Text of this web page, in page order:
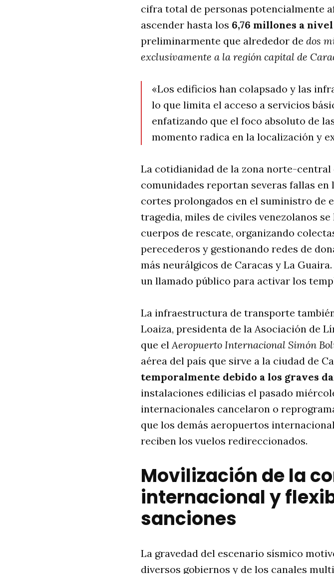
cifra total de personas potencialmente
ascender hasta los 6,76 millones a
preliminarmente que alrededor de dos
exclusivamente a la región capital de
«Los edificios han colapsado y las
lo que limita el acceso a servicios
enfatizando que el foco absoluto de
momento radica en la localización y
La cotidianidad de la zona norte-
comunidades reportan severas fallas
cortes prolongados en el suministro de
tragedia, miles de civiles venezolanos
cuerpos de rescate, organizando
perecederos y gestionando redes de
más neurálgicos de Caracas y La Guaira
un llamado público para activar los
La infraestructura de transporte
Loaiza, presidenta de la Asociación de
que elAeropuerto Internacional Simón
aérea del país que sirve a la ciudad de
temporalmente debido a los graves
instalaciones edilicias el pasado
internacionales cancelaron o
que los demás aeropuertos
reciben los vuelos redireccionados.
Movilización de la
internacional y
sanciones
La gravedad del escenario sísmico
diversos gobiernos y de los canales